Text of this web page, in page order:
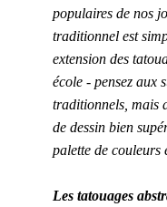
populaires de nos
traditionnel est
extension des
école - pensez aux
traditionnels, mais
de dessin bien
palette de couleurs
Les tatouages